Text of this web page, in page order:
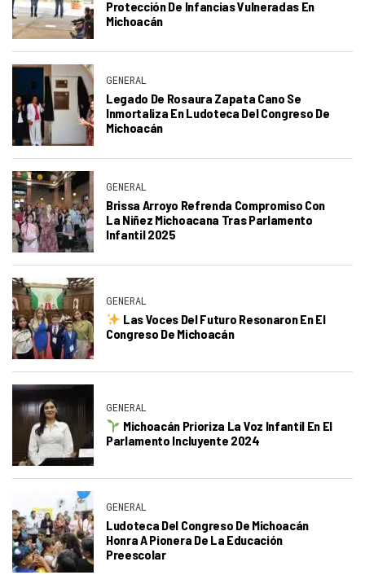
Protección De Infancias Vulneradas En
Michoacán
GENERAL
Legado De Rosaura Zapata Cano Se
Inmortaliza En Ludoteca Del Congreso De
Michoacán
GENERAL
Brissa Arroyo Refrenda Compromiso Con
La Niñez Michoacana Tras Parlamento
Infantil 2025
GENERAL
Las Voces Del Futuro Resonaron En El
Congreso De Michoacán
GENERAL
Michoacán Prioriza La Voz Infantil En El
Parlamento Incluyente 2024
GENERAL
Ludoteca Del Congreso De Michoacán
Honra A Pionera De La Educación
Preescolar